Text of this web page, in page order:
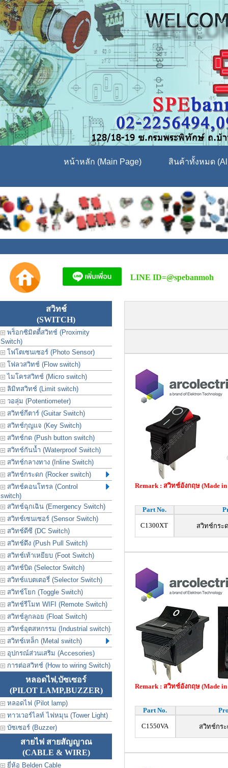
หน้าหลัก (Main Page) สินค้าทั้งหมด
LINE ID=@spebanmoh
สวิทช์
(SWITCH)
พร็อกซิมิตตี้สวิทช์ (Proximity
Switch)
โฟโตเซนเซอร์ (Photo Sensor)
โฟลวสวิทช์ (Flow switch)
ไมโครสวิทช์ (Micro switch)
ลิมิทสวิทช์ (Limit switch)
วอลุ่ม (Potentiometer)
สวิทช์กีตาร์ (Guitar Switch)
สวิทช์กุญแจ (Key Switch)
สวิทช์กด (Push button switch)
สวิทช์กันน้ำ (Waterproof Switch)
สวิทช์กลางทาง (Inline Switch)
สวิทช์กระดก (Rocker switch)
สวิทช์คอนโทรล (Control
switch)
สวิทช์ฉุกเฉิน (Emergency Switch)
สวิทช์เซนเซอร์ (Sensor Switch)
สวิทช์ดีซี (DC Switch)
สวิทช์ดึง (Push Pull Switch)
สวิทช์เท้าเหยียบ (Foot Switch)
สวิทช์บิด (Selector Switch)
สวิทช์แบตเตอรี่ (Selector Switch)
สวิทช์โยก (Toggle Switch)
สวิทช์รีโมท WIFI (Remote Switch)
สวิทช์ลูกลอย (Float Switch)
สวิทช์อุตสหกรรม (Industrial switch)
สวิทช์เหล็ก (Metal switch)
อุปกรณ์ส่วนเสริม (Accesories)
การต่อสวิทช์ (How to wiring Switch)
หลอดไฟ,บัซเซอร์
(PILOT LAMP,BUZZER)
หลอดไฟ (Pilot lamp)
ทาวเวอร์ไลท์ ไฟหมุน (Tower Light)
บัซเซอร์ (Buzzer)
สายไฟ สายสัญญาณ
(CABLE & WIRE)
ยี่ห้อ Belden Cable
Remark : สวิทช์อังกฤษ (Made in
Part No.
C1300XT สวิทช์กระ
Remark : สวิทช์อังกฤษ (Made in
Part No.
C1550VA สวิทช์กระ